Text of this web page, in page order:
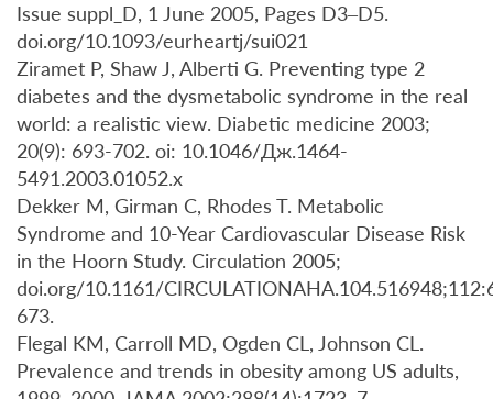
Issue suppl_D, 1 June 2005, Pages D3–D5.
doi.org/10.1093/eurheartj/sui021
Ziramet P, Shaw J, Alberti G. Preventing type 2
diabetes and the dysmetabolic syndrome in the real
world: a realistic view. Diabetic medicine 2003;
20(9): 693-702. oi: 10.1046/Дж.1464-
5491.2003.01052.х
Dekker M, Girman C, Rhodes T. Metabolic
Syndrome and 10-Year Cardiovascular Disease Risk
in the Hoorn Study. Circulation 2005;
doi.org/10.1161/
673.
Flegal KM, Carroll MD, Ogden CL, Johnson CL.
Prevalence and trends in obesity among US adults,